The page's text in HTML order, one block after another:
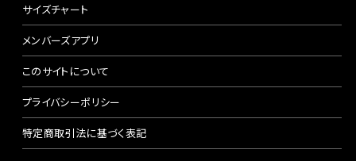
サイズチャート
メンバーズアプリ
このサイトについて
プライバシーポリシー
特定商取引法に基づく表記